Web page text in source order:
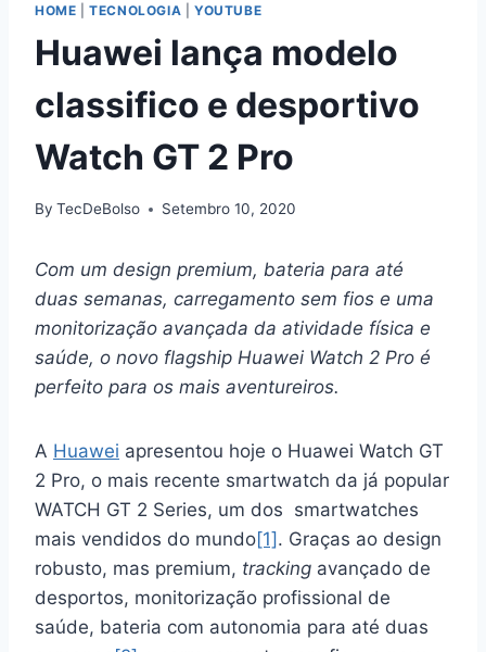
HOME |TECNOLOGIA YOUTUBE
Huawei lança modelo
classifico e desportivo
Watch GT 2 Pro
By TecDeBolso Setembro 10, 2020
Com um design premium, bateria para até
duas semanas, carregamento sem fios e uma
monitorização avançada da atividade física e
saúde, o novo flagship Huawei Watch 2 Pro é
perfeito para os mais aventureiros.
A Huawei apresentou hoje o Huawei Watch GT
2 Pro, o mais recente smartwatch da já popular
WATCH GT 2 Series, um dos smartwatches
mais vendidos do mundo[1] . Graças ao design
robusto, mas premium, tracking avançado de
desportos, monitorização profissional de
saúde, bateria com autonomia para até duas